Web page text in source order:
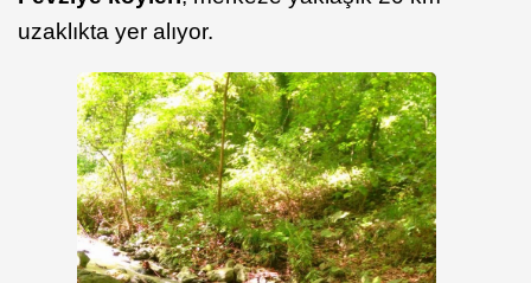
uzaklıkta yer alıyor.